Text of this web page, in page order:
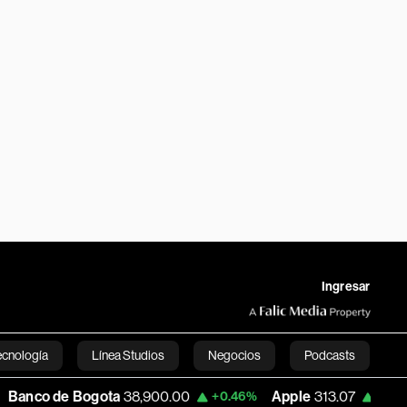
Ingresar
Línea Studios Negocios Podcasts
English
38,900.00 +0.46% Apple 313.07 +0.17% USD